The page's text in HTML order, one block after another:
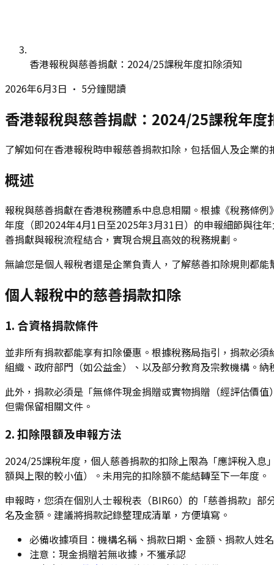
香港報稅與慈善捐獻：2024/25課稅年度扣除須知
2026年6月3日 • 5分鐘閱讀
香港報稅與慈善捐獻：2024/25課稅年度
了解如何在香港報稅時申報慈善捐款扣除，包括個人及企業
概述
報稅與慈善捐獻在香港稅務體系中息息相關。根據《稅務條
年度（即2024年4月1日至2025年3月31日）的申報細節與往
善捐獻與報稅流程結合，實現合規且高效的稅務規劃。
無論您是個人報稅者還是企業負責人，了解慈善扣除規則都
個人報稅中的慈善捐款扣除
1. 合資格捐款條件
並非所有捐款都能享有扣除優惠。根據稅務局指引，捐款必
組織、政府部門（如公益金）、以及部分教育及宗教機構。
此外，捐款必須是「無條件現金捐贈或實物捐贈（經評估價
但需保留相關文件。
2. 扣除限額及申報方法
2024/25課稅年度，個人慈善捐款的扣除上限為「應評稅入
額與上限的較小值）。未用完的扣除額不能結轉至下一年度。
申報時，您須在個別人士報稅表（BIR60）的「慈善捐款」
名及金額。建議將捐款記錄整理成清單，方便填寫。
必備收據項目：機構名稱、捐款日期、金額、捐款人姓名
注意：現金捐贈若無收據，不獲承認